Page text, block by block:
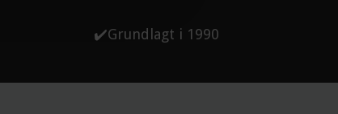
✔️Grundlagt i 1990